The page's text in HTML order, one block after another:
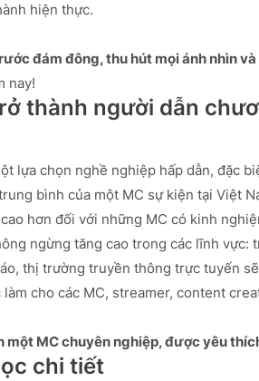
hiện thực.
đám đông, thu hút mọi ánh nhìn
nay!
thành người dẫn
lựa chọn nghề nghiệp hấp dẫn, đặc
bình của một MC sự kiện tại Việt
hơn đối với những MC có kinh
ngừng tăng cao trong các lĩnh vực:
thị trường truyền thông trực tuyến
cho các MC, streamer, content
MC chuyên nghiệp, được yêu
chi tiết